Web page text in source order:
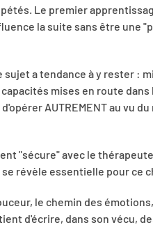
Le premier
la suite sans être une
sujet a tendance à y rester :
mises en route
AUTREMENT au vu
"sécure" avec le
révèle essentielle pour ce
le chemin des
d'écrire, dans son vécu,